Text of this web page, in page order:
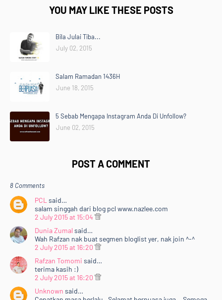
YOU MAY LIKE THESE POSTS
Bila Julai Tiba...
July 02, 2015
Salam Ramadan 1436H
June 18, 2015
5 Sebab Mengapa Instagram Anda Di Unfollow?
June 02, 2015
POST A COMMENT
8 Comments
PCL said…
salam singgah dari blog pcl www.nazlee.com
2 July 2015 at 15:04
Dunia Zumal said…
Wah Rafzan nak buat segmen bloglist yer, nak join ^-^
2 July 2015 at 16:20
Rafzan Tomomi said…
terima kasih :)
2 July 2015 at 16:20
Unknown said…